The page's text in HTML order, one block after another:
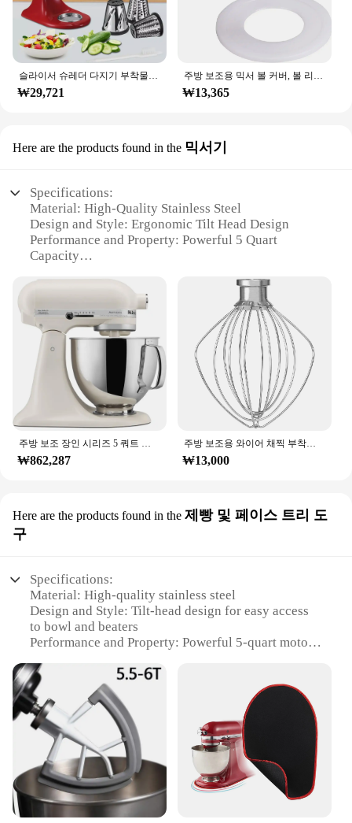
슬라이서 슈레더 다지기 부착물 치즈 강판 액세서리, 주방 보조 스탠드 믹서용
₩29,721
주방 보조용 믹서 볼 커버, 볼 리프트 스탠드 믹서, 믹서 뚜껑, 볼 리프트 모델에 적합, KV25G 및 KP26M1X, 5.5qt, 6 쿼트, 7qt
₩13,365
Here are the products found in the 믹서기
Specifications:
Material: High-Quality Stainless Steel
Design and Style: Ergonomic Tilt Head Design
Performance and Property: Powerful 5 Quart
Capacity
Beater, and Wire Whip
Usage and Purpose: Versatile for Baking and
Mixing
Applicable Scenario: Ideal for Home and
Commercial Kitchens
Features:
**Unmatched Durability and Efficiency**
The KitchenAid 5Q Tilt Head Mixer is a testament
to the brand's commitment to quality and
innovation. Crafted from premium stainless steel,
this mixer promises longevity and durability,
capacity is perfect for handling large batches,
whether you're whipping up a family meal or baking
also provides easy access to the bowl and
attachments, making it a breeze to add ingredients
or switch between tasks.
**Versatile and User-Friendly**
This mixer is not just about power; it's designed
with the user in mind. The included dough hook, flat
beater, and wire whip offer versatility, allowing you
to tackle a variety of recipes with ease. From
kneading dough to whipping cream, the KitchenAid
5Q Tilt Head Mixer excels in every task. The user-
friendly controls and intuitive operation make it
accessible for both seasoned bakers and novices
alike. Its sleek design fits seamlessly into any
kitchen decor, ensuring that it's not just a tool but a
statement piece.
주방 보조 장인 시리즈 5 쿼트 틸트 헤드 스탠드 믹서, 도자기 베이킹 도구
₩862,287
주방 보조용 와이어 채찍 부착물, 틸트 헤드 스탠드 믹서, 스테인리스 스틸 거품기, 식기 세척기 안전, K45WW
₩13,000
Here are the products found in the 제빵 및 페이스 트리 도
구
Specifications:
Material: High-quality stainless steel
Design and Style: Tilt-head design for easy access
to bowl and beaters
Performance and Property: Powerful 5-quart motor
Parts and Accessories: Includes flat beater, dough
hook, and wire whisk
Usage and Purpose: Ideal for baking and face
treatments
Shape or Size or Weight or Quantity: Compact and
lightweight, perfect for small kitchens
Features:
|Wholesale|Vendors|